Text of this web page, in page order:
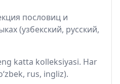
пословиц и
(узбекский, русский,
katta kolleksiyasi. Har
rus, ingliz).